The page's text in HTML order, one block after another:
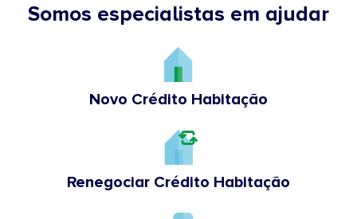
Somos especialistas em ajudar
Novo Crédito Habitação
Renegociar Crédito Habitação